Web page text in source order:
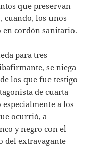
que preservan
cuando, los unos
en cordón sanitario.
para tres
se niega
los que fue testigo
de cuarta
a los
ocurrió, a
y negro con el
del extravagante